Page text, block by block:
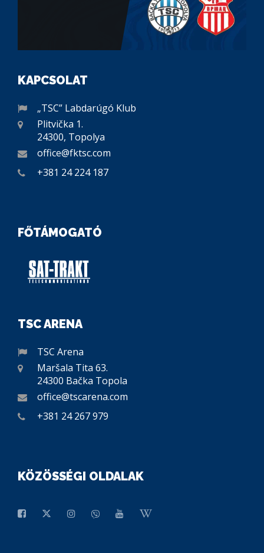
KAPCSOLAT
„TSC” Labdarúgó Klub
Plitvička 1.
24300, Topolya
office@fktsc.com
+381 24 224 187
FŐTÁMOGATÓ
TSC ARENA
TSC Arena
Maršala Tita 63.
24300 Bačka Topola
office@tscarena.com
+381 24 267 979
KÖZÖSSÉGI OLDALAK